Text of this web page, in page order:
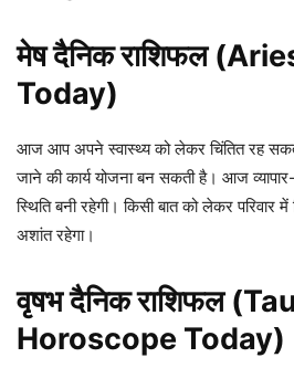
मेष दैनिक राशिफल
Today)
आज आप अपने स्वास्थ्य को लेकर चिंतित रह
जाने की कार्य योजना बन सकती है। आज
स्थिति बनी रहेगी। किसी बात को लेकर परिवार
अशांत रहेगा।
वृषभ दैनिक राशिफल
Horoscope Today)